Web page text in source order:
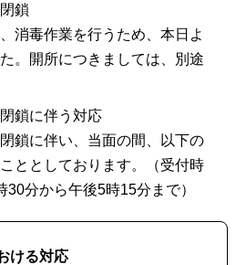
鎖
消毒作業を行うため、本日よ
。開所につきましては、別途
鎖に伴う対応
鎖に伴い、当面の間、以下の
ととしております。（受付時
分から午後5時15分まで）
ける対応